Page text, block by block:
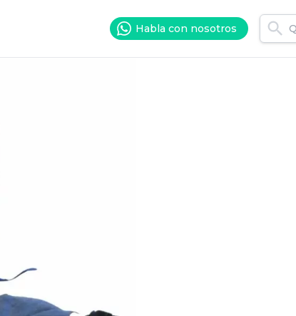
Habla con nosotros